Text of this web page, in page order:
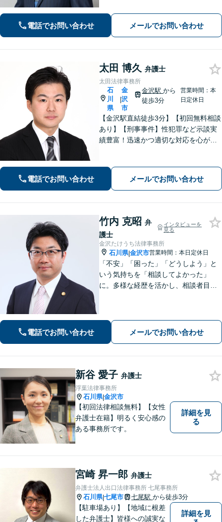
やすい言葉での説明を心がけていま
電話でお問い合わせ メールでお問い合わせ
太田 博久 弁護士
太田法律事務所
石
川
県
|
金
沢
市
金沢駅から
徒歩3分
営業時間：本
日定休日
【金沢駅直結徒歩3分】【初回無料相談
あり】【刑事事件】性犯罪など示談実
績豊富！迅速かつ適切な対応を心がけ
対応で、適切な解決へと導きます。
電話でお問い合わせ メールでお問い合わせ
竹内 克昭 弁
護士
インタビューを
見る
金沢たけうち法律事務所
石川県|金沢市営業時間：本日定休日
「不安」「困った」「どうしよう」と
いう気持ちを「相談してよかった」
に。多様な経歴を活かし、相談者目線
【初回３０分間相談無料】
電話でお問い合わせ メールでお問い合わせ
新谷 愛子 弁護士
浮葉法律事務所
石川県|金沢市
【初回法律相談無料】【女性
弁護士在籍】明るく安心感の
ある事務所です。
詳細を見
る
宮崎 昇一郎 弁護士
弁護士法人出口法律事務所 七尾事務所
石川県|七尾市 七尾駅 から徒歩3分
【駐車場あり】【地域に根差
した弁護士】皆様への誠実な
詳細を見